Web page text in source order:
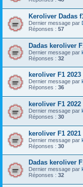
Keroliver Dadas
Dernier message par
Réponses : 57
Dadas keroliver
Dernier message par
Réponses : 32
keroliver F1 2023
Dernier message par
Réponses : 36
keroliver F1 2022
Dernier message par
Réponses : 30
keroliver F1 2021
Dernier message par
Réponses : 30
Dadas keroliver
Dernier message par
Réponses : 32